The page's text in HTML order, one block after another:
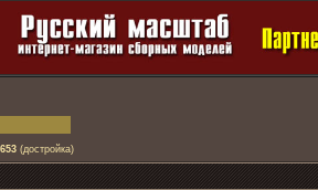
(достройка)